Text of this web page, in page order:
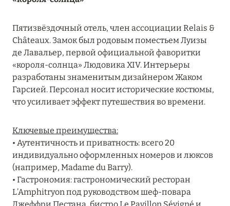
HÔTEL BARRIÈRE LES NEIGES
Подробнее
27 сентября 2024
RIXOS PREMIUM SAADIYAT ISLAND ABU DHABI:
Подробнее
20 августа 2024
ВЫГОДНАЯ АРИФМЕТИКА ОТ ULTIMA GSTAAD
Пятизвёздочный отель, член ассоциации Relais &
Châteaux. Замок был родовым поместьем Луизы
де Лавальер, первой официальной фаворитки
«короля-солнца» Людовика XIV. Интерьеры
разработаны знаменитым дизайнером Жаком
Гарсией. Персонал носит исторические костюмы,
что усиливает эффект путешествия во времени.
Ключевые преимущества:
• Аутентичность и приватность: всего 20
индивидуально оформленных номеров и люксов
(например, Madame du Barry).
• Гастрономия: гастрономический ресторан
L’Amphitryon под руководством шеф-повара